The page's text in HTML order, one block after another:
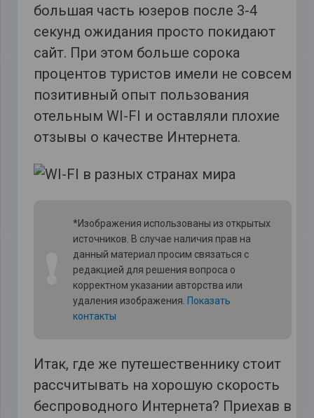
большая часть юзеров после 3-4
секунд ожидания просто покидают
сайт. При этом больше сорока
процентов туристов имели не совсем
позитивный опыт пользования
отельным WI-FI и оставляли плохие
отзывы о качестве Интернета.
*Изображения использованы из открытых
источников. В случае наличия прав на
данный материал просим связаться с
редакцией для решения вопроса о
корректном указании авторства или
удаления изображения. Показать
контакты
Итак, где же путешественнику стоит
рассчитывать на хорошую скорость
беспроводного Интернета? Приехав в